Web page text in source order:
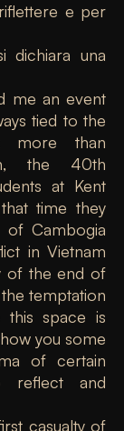
e per
dichiara una
me an event
tied to the
more than
the 40th
at Kent
time they
of Cambogia
in Vietnam
of the end of
temptation
this space is
you some
of certain
reflect and
casualty of